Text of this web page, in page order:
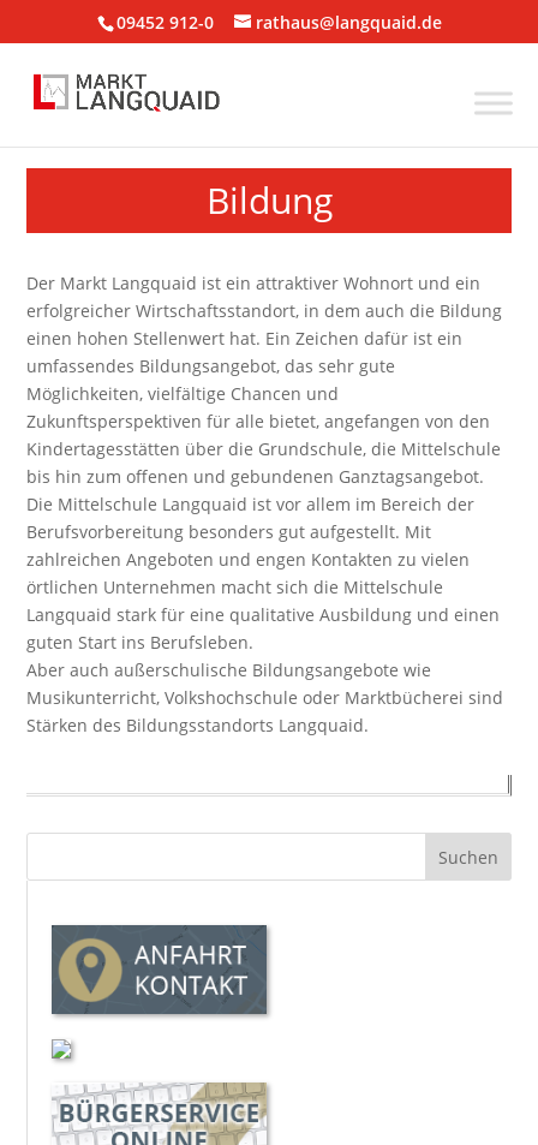
09452 912-0 rathaus@langquaid.de
Bildung
Der Markt Langquaid ist ein attraktiver Wohnort und ein
erfolgreicher Wirtschaftsstandort, in dem auch die Bildung
einen hohen Stellenwert hat. Ein Zeichen dafür ist ein
umfassendes Bildungsangebot, das sehr gute
Möglichkeiten, vielfältige Chancen und
Zukunftsperspektiven für alle bietet, angefangen von den
Kindertagesstätten über die Grundschule, die Mittelschule
bis hin zum offenen und gebundenen Ganztagsangebot.
Die Mittelschule Langquaid ist vor allem im Bereich der
Berufsvorbereitung besonders gut aufgestellt. Mit
zahlreichen Angeboten und engen Kontakten zu vielen
örtlichen Unternehmen macht sich die Mittelschule
Langquaid stark für eine qualitative Ausbildung und einen
guten Start ins Berufsleben.
Aber auch außerschulische Bildungsangebote wie
Musikunterricht, Volkshochschule oder Marktbücherei sind
Stärken des Bildungsstandorts Langquaid.